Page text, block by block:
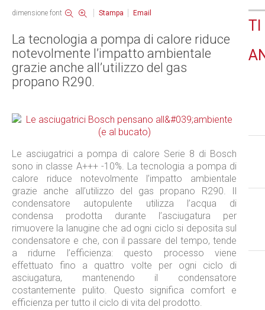
dimensione font Stampa Email
La tecnologia a pompa di calore riduce
notevolmente l’impatto ambientale
grazie anche all’utilizzo del gas
propano R290.
Le asciugatrici a pompa di calore Serie 8 di Bosch
sono in classe A+++ -10%. La tecnologia a pompa di
calore riduce notevolmente l’impatto ambientale
grazie anche all’utilizzo del gas propano R290. Il
condensatore autopulente utilizza l’acqua di
condensa prodotta durante l’asciugatura per
rimuovere la lanugine che ad ogni ciclo si deposita sul
condensatore e che, con il passare del tempo, tende
a ridurne l’efficienza: questo processo viene
effettuato fino a quattro volte per ogni ciclo di
asciugatura, mantenendo il condensatore
costantemente pulito. Questo significa comfort e
efficienza per tutto il ciclo di vita del prodotto.
TI